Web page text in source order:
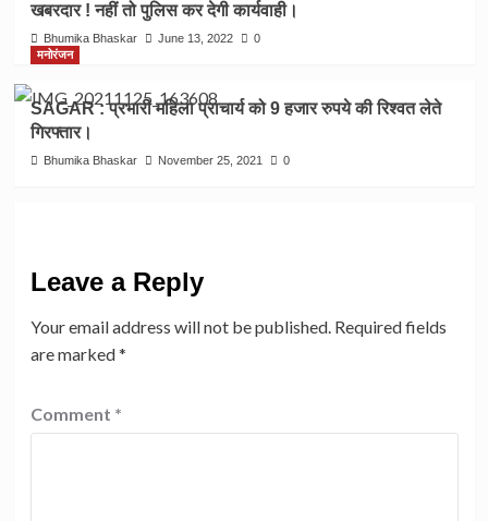
खबरदार ! नहीं तो पुलिस कर देगी कार्यवाही।
Bhumika Bhaskar June 13, 2022
0
मनोरंजन
SAGAR : प्रभारी महिला प्राचार्य को 9 हजार रुपये की रिश्वत लेते
गिरफ्तार।
Bhumika Bhaskar November 25, 2021 0
Leave a Reply
Your email address will not be published. Required fields
are marked*
Comment *